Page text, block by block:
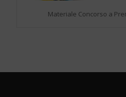
Materiale Concorso a